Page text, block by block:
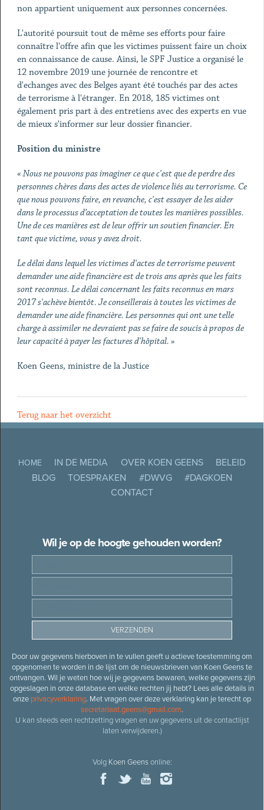
non appartient uniquement aux personnes concernées.
L'autorité poursuit tout de même ses efforts pour faire
connaître l'offre afin que les victimes puissent faire un choix
en connaissance de cause. Ainsi, le SPF Justice a organisé le
12 novembre 2019 une journée de rencontre et
d'echanges avec des Belges ayant été touchés par des actes
de terrorisme à l'étranger. En 2018, 185 victimes ont
également pris part à des entretiens avec des experts en vue
de mieux s'informer sur leur dossier financier.
Position du ministre
« Nous ne pouvons pas imaginer ce que c'est que de perdre des
personnes chères dans des actes de violence liés au terrorisme. Ce
que nous pouvons faire, en revanche, c'est essayer de les aider
dans le processus d’acceptation de toutes les manières possibles.
Une de ces manières est de leur offrir un soutien financier. En
tant que victime, vous y avez droit.
Le délai dans lequel les victimes d'actes de terrorisme peuvent
demander une aide financière est de trois ans après que les faits
sont reconnus. Le délai concernant les faits reconnus en mars
2017 s'achève bientôt. Je conseillerais à toutes les victimes de
demander une aide financière. Les personnes qui ont une telle
charge à assimiler ne devraient pas se faire de soucis à propos de
leur capacité à payer les factures d'hôpital. »
Koen Geens, ministre de la Justice
Terug naar het overzicht
HOME IN DE MEDIA OVER KOEN GEENS
BELEID
BLOG
TOESPRAKEN #DWVG
#DAGKOEN
CONTACT
Wil je op de hoogte gehouden worden?
Door uw gegevens hierboven in te vullen geeft u actieve toestemming om
opgenomen te worden in de lijst om de nieuwsbrieven van Koen Geens te
ontvangen. Wil je weten hoe wij je gegevens bewaren, welke gegevens zijn
opgeslagen in onze database en welke rechten jij hebt? Lees alle details in
onze privacyverklaring. Met vragen over deze verklaring kan je terecht op
secretariaat.geens@gmail.com.
U kan steeds een rechtzetting vragen en uw gegevens uit de contactlijst
laten verwijderen.)
Volg Koen Geensonline: